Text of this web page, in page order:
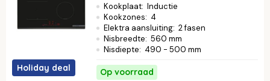
Holiday deal
Kookplaat: Inductie
Kookzones: 4
Elektra aansluiting: 2 fasen
Nisbreedte: 560 mm
Nisdiepte: 490 - 500 mm
Op voorraad